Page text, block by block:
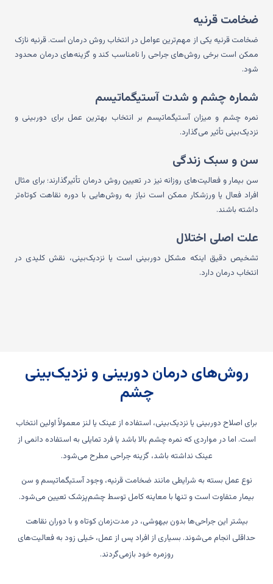
ضخامت قرنیه
ضخامت قرنیه یکی از مهم‌ترین عوامل در انتخاب روش درمان است. قرنیه نازک
ممکن است برخی روش‌های جراحی را نامناسب کند و گزینه‌های درمان محدود
شود.
شماره چشم و شدت آستیگماتیسم
نمره چشم و میزان آستیگماتیسم بر انتخاب بهترین عمل برای دوربینی و
نزدیک‌بینی تأثیر می‌گذارد.
سن و سبک زندگی
سن بیمار و فعالیت‌های روزانه نیز در تعیین روش درمان تأثیرگذارند؛ برای مثال
افراد فعال یا ورزشکار ممکن است نیاز به روش‌هایی با دوره نقاهت کوتاه‌تر
داشته باشند.
علت اصلی اختلال
تشخیص دقیق اینکه مشکل دوربینی است یا نزدیک‌بینی، نقش کلیدی در
انتخاب درمان دارد.
روش‌های درمان دوربینی و نزدیک‌بینی
چشم
برای اصلاح دوربینی یا نزدیک‌بینی، استفاده از عینک یا لنز معمولاً اولین انتخاب
است. اما در مواردی که نمره چشم بالا باشد یا فرد تمایلی به استفاده دائمی از
عینک نداشته باشد، گزینه جراحی مطرح می‌شود.
نوع عمل بسته به شرایطی مانند ضخامت قرنیه، وجود آستیگماتیسم و سن
بیمار متفاوت است و تنها با معاینه کامل توسط چشم‌پزشک تعیین می‌شود.
بیشتر این جراحی‌ها بدون بیهوشی، در مدت‌زمان کوتاه و با دوران نقاهت
حداقلی انجام می‌شوند. بسیاری از افراد پس از عمل، خیلی زود به فعالیت‌های
روزمره خود بازمی‌گردند.